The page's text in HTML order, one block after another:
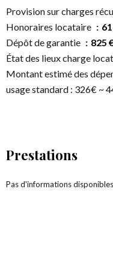
Provision sur charges
Honoraires locataire
Dépôt de garantie
825
État des lieux charge
Montant estimé des
usage standard : 326€ ~
Prestations
Pas d'informations disponibles